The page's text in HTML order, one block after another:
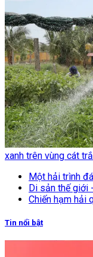
xanh trên vùng cát
Một hải trình
Di sản thế giới
Chiến hạm hải
Tin nổi bật